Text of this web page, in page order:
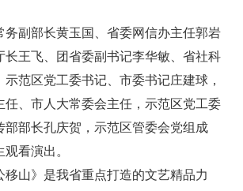
务副部长黄玉国、省委网信办主任郭岩
长王飞、团省委副书记李华敏、省社科
范区党工委书记、市委书记庄建球，
任、市人大常委会主任，示范区党工委
部部长孔庆贺，示范区管委会党组成
看演出。
移山》是我省重点打造的文艺精品力